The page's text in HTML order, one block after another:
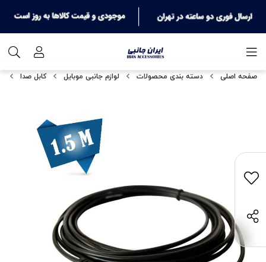
صفحه اصلی دسته بندی محصولات لوازم جانبی موبایل کابل صدا